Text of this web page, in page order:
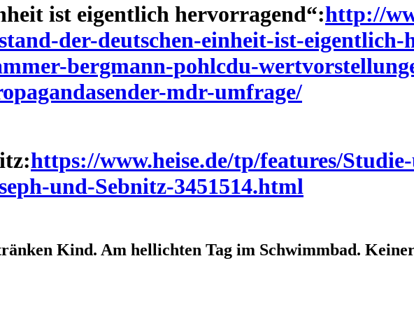
ist eigentlich hervorragend“:http://
der-deutschen-einheit-ist-
bergmann-pohlcdu-
mdr-umfrage/
https://www.heise.de/tp/features/
und-Sebnitz-3451514.html
Kind. Am hellichten Tag im Schwimmbad.